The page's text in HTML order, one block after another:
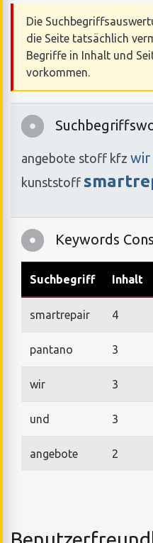
Die
die Seite tatsächlich
Begriffe in Inhalt und
vorkommen.
angebote stoff kfz wir
kunststoff
Keywords
Suchbegriff Inhalt
smartrepair 4
pantano 3
wir 3
und 3
angebote 2